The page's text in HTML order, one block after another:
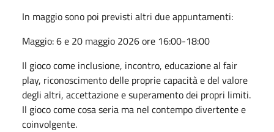
In maggio sono poi previsti altri due appuntamenti:
Maggio: 6 e 20 maggio 2026 ore 16:00-18:00
Il gioco come inclusione, incontro, educazione al fair
play, riconoscimento delle proprie capacità e del valore
degli altri, accettazione e superamento dei propri limiti.
Il gioco come cosa seria ma nel contempo divertente e
coinvolgente.